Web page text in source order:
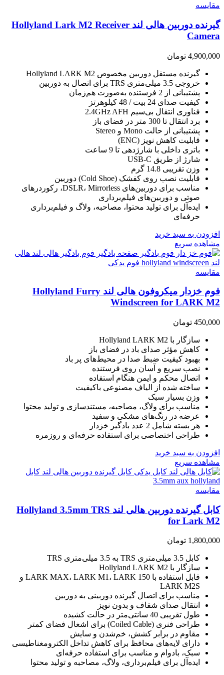
مقایسه
گیرنده دوربین هالی لند Hollyland Lark M2 Receiver
Camera
4,900,000 تومان
گیرنده مستقل دوربین مخصوص Hollyland LARK M2
خروجی 3.5 میلی‌متری TRS برای اتصال به دوربین
پشتیبانی از 2 فرستنده به‌صورت هم‌زمان
کیفیت صدای 24 بیت / 48 کیلوهرتز
فناوری انتقال بی‌سیم 2.4GHz AFH
برد انتقال تا 300 متر در فضای باز
پشتیبانی از حالت Mono و Stereo
قابلیت کاهش نویز (ENC)
باتری داخلی با شارژدهی تا 9 ساعت
شارژ از طریق USB-C
وزن تقریبی 14.8 گرم
قابلیت نصب روی کفشک (Cold Shoe) دوربین
مناسب برای دوربین‌های DSLR، Mirrorless، رکوردرهای
صوتی و دوربین‌های فیلم‌برداری
ایده‌آل برای تولید محتوا، مصاحبه، ولاگ و فیلم‌برداری
حرفه‌ای
افزودن به سبد خرید
مشاهده سریع
مقایسه
فوم خزدار میکروفون هالی لند Hollyland Furry
Windscreen for LARK M2
450,000 تومان
سازگار با Hollyland LARK M2
کاهش مؤثر صدای باد در فضای باز
بهبود کیفیت ضبط صدا در محیط‌های پر باد
نصب سریع و آسان روی فرستنده
اتصال محکم و ایمن هنگام استفاده
ساخته شده از الیاف مصنوعی باکیفیت
وزن بسیار سبک
مناسب برای ولاگ، مصاحبه، مستندسازی و تولید محتوا
عرضه در رنگ‌های مشکی و سفید
هر بسته شامل 2 عدد بادگیر خزدار
طراحی اختصاصی برای استفاده حرفه‌ای و روزمره
افزودن به سبد خرید
مشاهده سریع
مقایسه
کابل گیرنده دوربین هالی لند Hollyland 3.5mm TRS
for Lark M2
1,800,000 تومان
کابل 3.5 میلی‌متری TRS به 3.5 میلی‌متری TRS
سازگار با Hollyland LARK M2
قابل استفاده با LARK MAX، LARK M1، LARK 150 و
LARK M2S
مناسب برای اتصال گیرنده دوربینی به دوربین
انتقال صدای شفاف و بدون نویز
طول تقریبی 40 سانتی‌متر در حالت کشیده
طراحی فنری (Coiled Cable) برای اشغال فضای کمتر
مقاوم در برابر کشش، خم‌شدن و سایش
دارای لایه‌های محافظ برای کاهش تداخل الکترومغناطیسی
سبک، بادوام و مناسب برای استفاده حرفه‌ای
ایده‌آل برای فیلم‌برداری، ولاگ، مصاحبه و تولید محتوا